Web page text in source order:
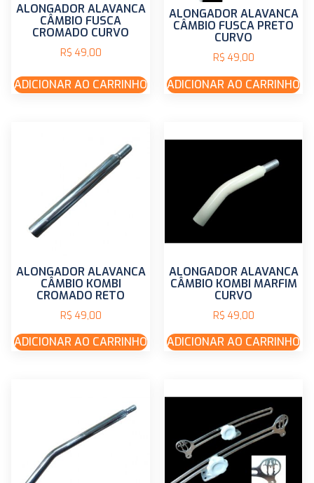
ALONGADOR ALAVANCA
CÂMBIO FUSCA
CROMADO CURVO
R$ 49,00
ADICIONAR AO CARRINHO
ALONGADOR ALAVANCA
CÂMBIO FUSCA PRETO
CURVO
R$ 49,00
ADICIONAR AO CARRINHO
ALONGADOR ALAVANCA
CÂMBIO KOMBI
CROMADO RETO
R$ 49,00
ADICIONAR AO CARRINHO
ALONGADOR ALAVANCA
CÂMBIO KOMBI MARFIM
CURVO
R$ 49,00
ADICIONAR AO CARRINHO